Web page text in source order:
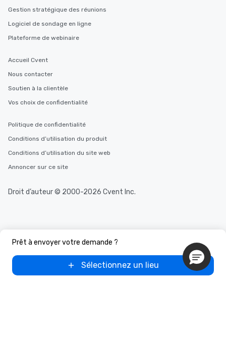
Prêt à envoyer votre demande ?
Sélectionnez un lieu
Gestion stratégique des réunions
Logiciel de sondage en ligne
Plateforme de webinaire
Accueil Cvent
Nous contacter
Soutien à la clientèle
Vos choix de confidentialité
Politique de confidentialité
Conditions d’utilisation du produit
Conditions d’utilisation du site web
Annoncer sur ce site
Droit d’auteur © 2000-2026 Cvent Inc.